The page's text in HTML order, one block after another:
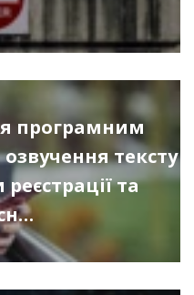
програмним
тексту
та